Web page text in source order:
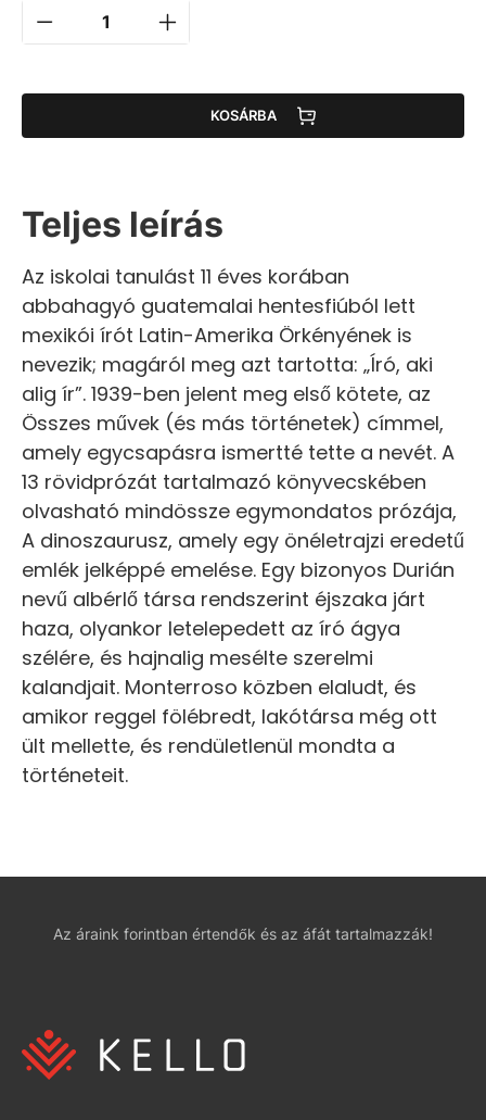
KOSÁRBA
Teljes leírás
Az iskolai tanulást 11 éves korában
abbahagyó guatemalai hentesfiúból lett
mexikói írót Latin-Amerika Örkényének is
nevezik; magáról meg azt tartotta: „Író, aki
alig ír”. 1939-ben jelent meg első kötete, az
Összes művek (és más történetek) címmel,
amely egycsapásra ismertté tette a nevét. A
13 rövidprózát tartalmazó könyvecskében
olvasható mindössze egymondatos prózája,
A dinoszaurusz, amely egy önéletrajzi eredetű
emlék jelképpé emelése. Egy bizonyos Durián
nevű albérlő társa rendszerint éjszaka járt
haza, olyankor letelepedett az író ágya
szélére, és hajnalig mesélte szerelmi
kalandjait. Monterroso közben elaludt, és
amikor reggel fölébredt, lakótársa még ott
ült mellette, és rendületlenül mondta a
történeteit.
Az áraink forintban értendők és az áfát tartalmazzák!